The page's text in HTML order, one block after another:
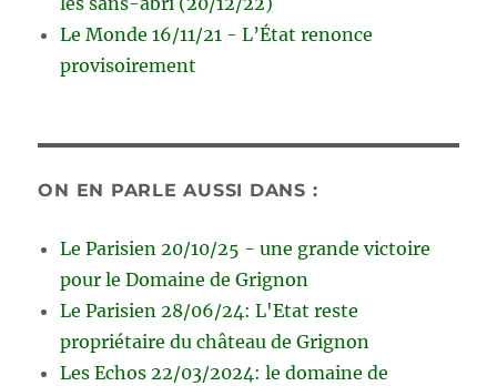
Le Monde 16/11/21 - L’État renonce
provisoirement
ON EN PARLE AUSSI DANS :
Le Parisien 20/10/25 - une grande victoire
pour le Domaine de Grignon
Le Parisien 28/06/24: L'Etat reste
propriétaire du château de Grignon
Les Echos 22/03/2024: le domaine de